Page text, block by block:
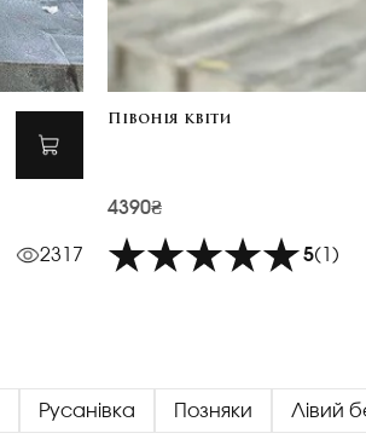
2317
Півонія квіти
4390₴
5(1)
Русанівка Позняки Лівий